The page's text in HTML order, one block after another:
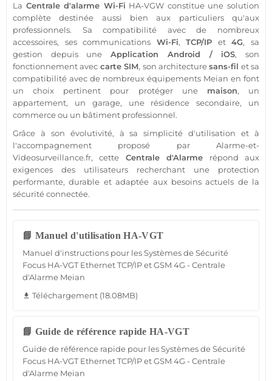
La Centrale d'alarme Wi-Fi HA-VGW constitue une solution
complète destinée aussi bien aux particuliers qu'aux
professionnels. Sa compatibilité avec de nombreux
accessoires, ses communications Wi-Fi,TCP/IP et4G, sa
gestion depuis uneApplication Android / iOS, son
fonctionnement avec carte SIM, son architecturesans-fil et sa
compatibilité avec de nombreux équipements Meian en font
un choix pertinent pour protéger une maison, un
appartement, un garage, une résidence secondaire, un
commerce ou un bâtiment professionnel.
Grâce à son évolutivité, à sa simplicité d'utilisation et à
l'accompagnement proposé par Alarme-et-
Videosurveillance.fr, cette Centrale d'Alarme répond aux
exigences des utilisateurs recherchant une protection
performante, durable et adaptée aux besoins actuels de la
sécurité connectée.
📘 Manuel d'utilisation HA-VGT
Manuel d'instructions pour les Systèmes de Sécurité
Focus HA-VGT Ethernet TCP/IP et GSM 4G - Centrale
d'Alarme Meian
file_download Téléchargement (18.08MB)
📘 Guide de référence rapide HA-VGT
Guide de référence rapide pour les Systèmes de Sécurité
Focus HA-VGT Ethernet TCP/IP et GSM 4G - Centrale
d'Alarme Meian